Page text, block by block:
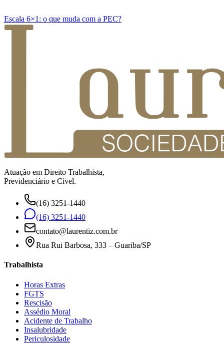
Escala 6×1: o que muda com a PEC?
Atuação em Direito Trabalhista,
Previdenciário e Cível.
(16) 3251-1440
(16) 3251-1440
contato@laurentiz.com.br
Rua Rui Barbosa, 333 – Guariba/SP
Trabalhista
Horas Extras
FGTS
Rescisão
Assédio Moral
Acidente de Trabalho
Insalubridade
Periculosidade